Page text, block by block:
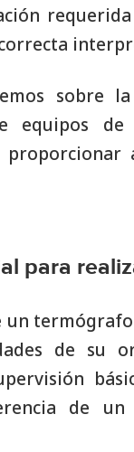
sobre
equipos
para
un
de su
de un